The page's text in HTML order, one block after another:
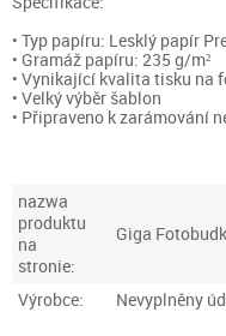
• Typ papíru: Lesklý papír
• Gramáž papíru: 235 g/m²
• Vynikající kvalita tisku na
• Velký výběr šablon
• Připraveno k zarámování
nazwa
produktu
na
stronie:
Giga
Výrobce: Nevyplněny